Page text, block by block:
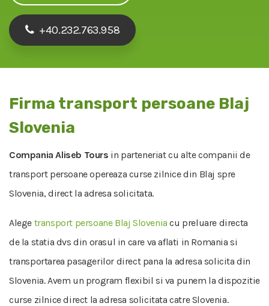
+40.232.763.958
Firma transport persoane Blaj
Slovenia
Compania Aliseb Tours in parteneriat cu alte companii de
transport persoane opereaza curse zilnice din Blaj spre
Slovenia, direct la adresa solicitata.
Alege transport persoane Blaj Slovenia cu preluare directa
de la statia dvs din orasul in care va aflati in Romania si
transportarea pasagerilor direct pana la adresa solicita din
Slovenia. Avem un program flexibil si va punem la dispozitie
curse zilnice direct la adresa solicitata catre Slovenia.